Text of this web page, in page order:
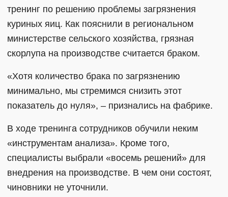
тренинг по решению проблемы загрязнения
куриных яиц. Как пояснили в региональном
министерстве сельского хозяйства, грязная
скорлупа на производстве считается браком.
«Хотя количество брака по загрязнению
минимально, мы стремимся снизить этот
показатель до нуля», – признались на фабрике.
В ходе тренинга сотрудников обучили неким
«инструментам анализа». Кроме того,
специалисты выбрали «восемь решений» для
внедрения на производстве. В чем они состоят,
чиновники не уточнили.